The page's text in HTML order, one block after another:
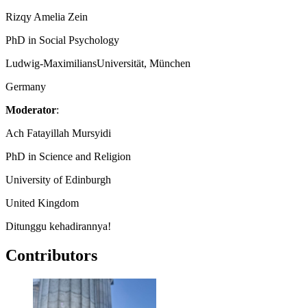
Rizqy Amelia Zein
PhD in Social Psychology
Ludwig-MaximiliansUniversität, München
Germany
Moderator:
Ach Fatayillah Mursyidi
PhD in Science and Religion
University of Edinburgh
United Kingdom
Ditunggu kehadirannya!
Contributors